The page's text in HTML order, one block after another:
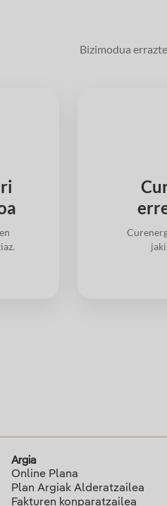
Bizimodua
Argia
Online Plana
Plan Argiak Alderatzailea
Fakturen konparatzailea